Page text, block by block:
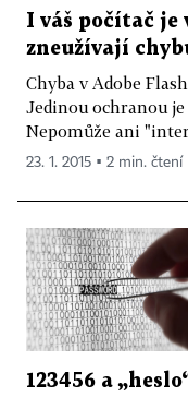
I váš počítač je
zneužívají
Chyba v Adobe
Jedinou ochranou
Nepomůže ani
23. 1. 2015 ▪ 2 min. čtení
123456 a